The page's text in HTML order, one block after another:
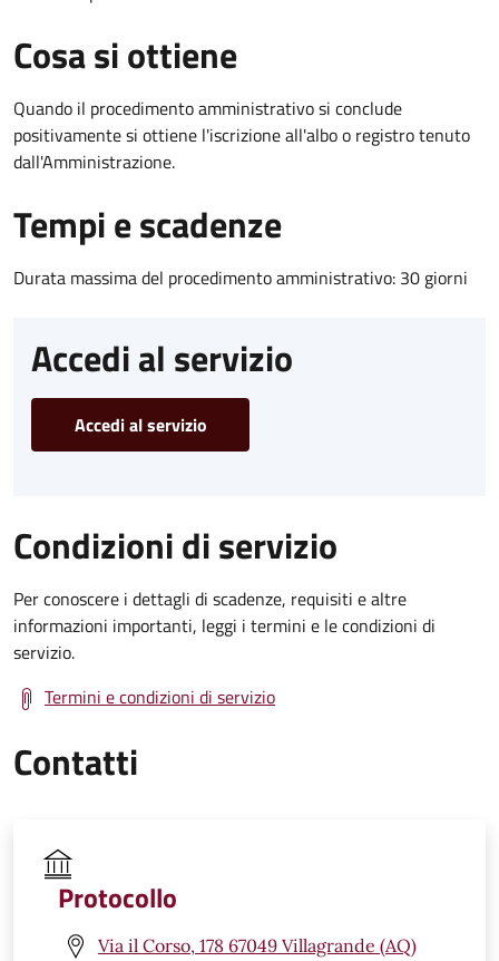
Cosa si ottiene
Quando il procedimento amministrativo si conclude
positivamente si ottiene l'iscrizione all'albo o registro tenuto
dall'Amministrazione.
Tempi e scadenze
Durata massima del procedimento amministrativo: 30 giorni
Accedi al servizio
Accedi al servizio
Condizioni di servizio
Per conoscere i dettagli di scadenze, requisiti e altre
informazioni importanti, leggi i termini e le condizioni di
servizio.
Termini e condizioni di servizio
Contatti
Protocollo
Via il Corso, 178 67049 Villagrande (AQ)